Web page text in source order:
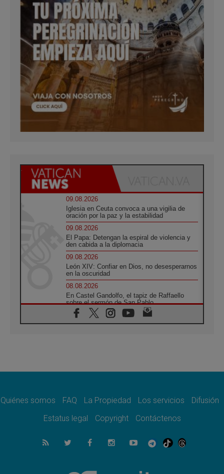
09.08.2026
Iglesia en Ceuta convoca a una vigilia de
oración por la paz y la estabilidad
09.08.2026
El Papa: Detengan la espiral de violencia y
den cabida a la diplomacia
09.08.2026
León XIV: Confiar en Dios, no desesperarnos
en la oscuridad
08.08.2026
En Castel Gandolfo, el tapiz de Raffaello
sobre el sermón de San Pablo
08.08.2026
En Colombia, «la paz no se compra con una
08.08.2026
08.08.2026
del Buen Consejo de Genazzano
Filipinas: el Vicariato Apostólico de Calapán
se convierte en diócesis
Honduras: Los desplazados invisibles de una
Quiénes somos FAQ La Propiedad Los servicios
Difusión
Estatus legal
Copyright Contáctenos